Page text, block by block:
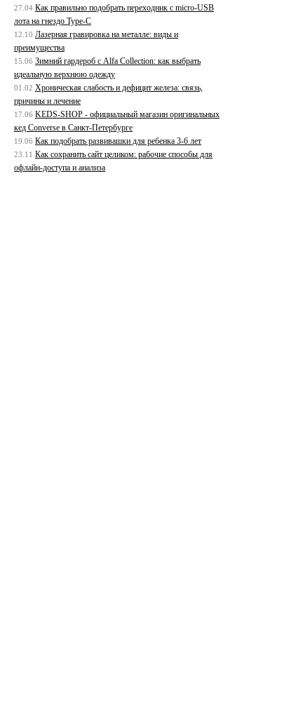
27.04 Как правильно подобрать переходник с micro-USB
лота на гнездо Type-C
12.10 Лазерная гравировка на металле: виды и
преимущества
15.06 Зимний гардероб с Alfa Collection: как выбрать
идеальную верхнюю одежду
01.02 Хроническая слабость и дефицит железа: связь,
причины и лечение
17.06 KEDS-SHOP - официальный магазин оригинальных
кед Converse в Санкт-Петербурге
19.06 Как подобрать развивашки для ребенка 3-6 лет
23.11 Как сохранить сайт целиком: рабочие способы для
офлайн-доступа и анализа